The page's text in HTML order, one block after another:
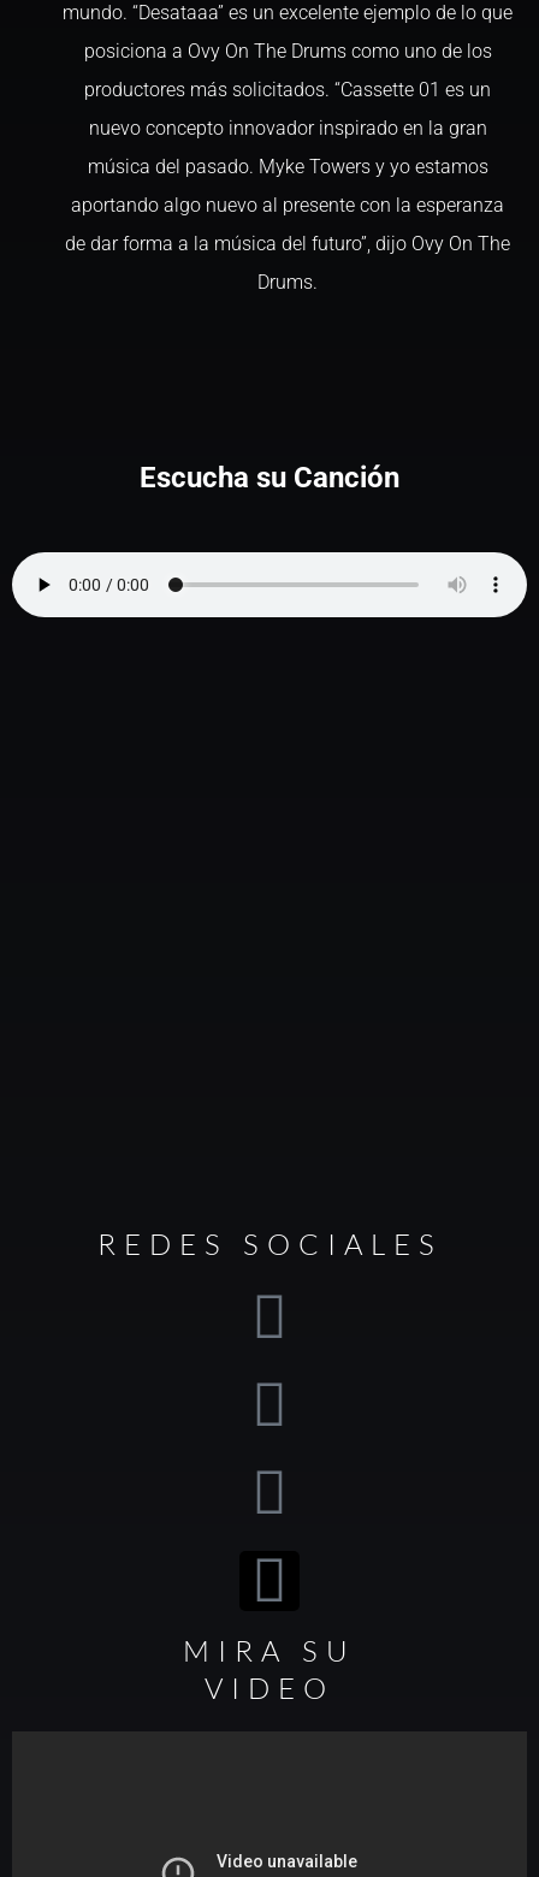
mundo. “Desataaa” es un excelente ejemplo de lo que
posiciona a Ovy On The Drums como uno de los
productores más solicitados. “Cassette 01 es un
nuevo concepto innovador inspirado en la gran
música del pasado. Myke Towers y yo estamos
aportando algo nuevo al presente con la esperanza
de dar forma a la música del futuro”, dijo Ovy On The
Drums.
Escucha su Canción
REDES SOCIALES
MIRA SU
VIDEO